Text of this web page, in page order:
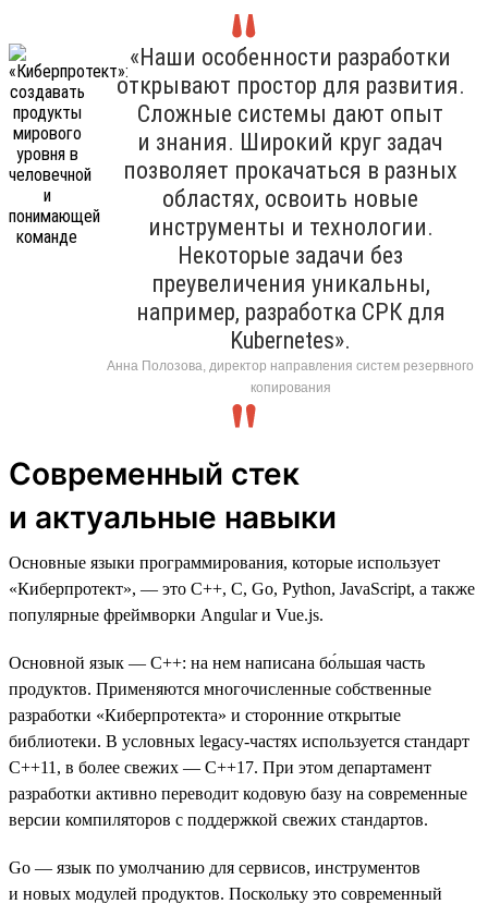
«Наши особенности разработки
открывают простор для развития.
Сложные системы дают опыт
и знания. Широкий круг задач
позволяет прокачаться в разных
областях, освоить новые
инструменты и технологии.
Некоторые задачи без
преувеличения уникальны,
например, разработка СРК для
Kubernetes».
Анна Полозова, директор направления систем резервного
копирования
Современный стек
и актуальные навыки
Основные языки программирования, которые использует
«Киберпротект», — это C++, C, Go, Python, JavaScript, а также
популярные фреймворки Angular и Vue.js.
Основной язык — C++: на нем написана бо́льшая часть
продуктов. Применяются многочисленные собственные
разработки «Киберпротекта» и сторонние открытые
библиотеки. В условных legacy-частях используется стандарт
C++11, в более свежих — С++17. При этом департамент
разработки активно переводит кодовую базу на современные
версии компиляторов с поддержкой свежих стандартов.
Go — язык по умолчанию для сервисов, инструментов
и новых модулей продуктов. Поскольку это современный